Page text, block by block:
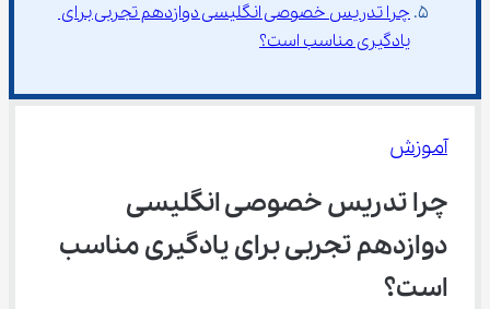
چرا تدریس خصوصی انگلیسی دوازدهم تجربی برای
یادگیری مناسب است؟
آموزش
چرا تدریس خصوصی انگلیسی
دوازدهم تجربی برای یادگیری مناسب
است؟